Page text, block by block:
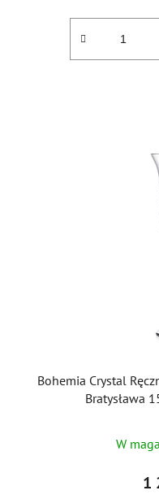
Bohemia Crystal
Bratysława
W
1